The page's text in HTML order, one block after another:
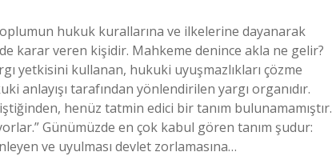
hukuk kurallarına ve ilkelerine dayanarak
karar veren kişidir. Mahkeme denince akla ne gelir?
yetkisini kullanan, hukuki uyuşmazlıkları çözme
anlayışı tarafından yönlendirilen yargı organıdır.
henüz tatmin edici bir tanım bulunamamıştır.
Günümüzde en çok kabul gören tanım şudur:
ve uyulması devlet zorlamasına…